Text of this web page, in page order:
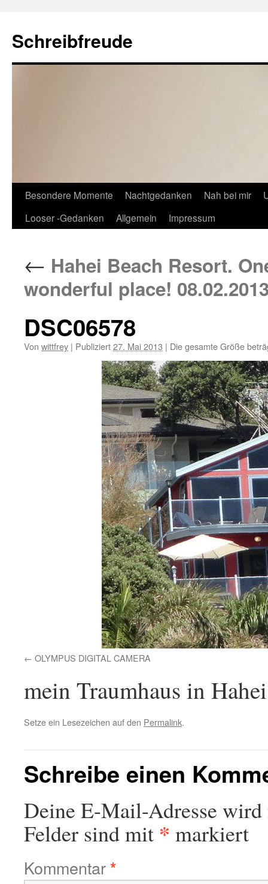
Schreibfreude
Besondere Momente Nachtgedanken Nah bei mir
Looser -Gedanken
Allgemein Impressum
← Hahei Beach Resort.
wonderful place!
DSC06578
Von wittfrey | Publiziert27. Mai 2013 | Die gesamte Größe
OLYMPUS DIGITAL CAMERA
mein Traumhaus in Hahei
Setze ein Lesezeichen auf den Permalink.
Schreibe einen
Deine E-Mail-Adresse
Felder sind mit * markiert
Kommentar*